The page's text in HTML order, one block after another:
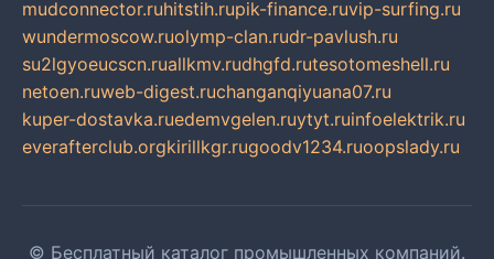
mudconnector.ruhitstih.rupik-finance.ruvip-surfing.ru
wundermoscow.ruolymp-clan.rudr-pavlush.ru
su2lgyoeucscn.ruallkmv.rudhgfd.rutesotomeshell.ru
netoen.ruweb-digest.ruchanganqiyuana07.ru
kuper-dostavka.ruedemvgelen.ruytyt.ruinfoelektrik.ru
everafterclub.orgkirillkgr.rugoodv1234.ruoopslady.ru
© Бесплатный каталог промышленных компаний.